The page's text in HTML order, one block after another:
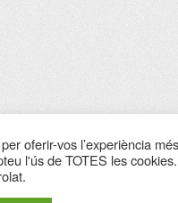
oferir-vos l’experiència
l'ús de TOTES les